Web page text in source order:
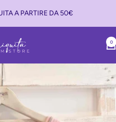
A PARTIRE DA 50€
0